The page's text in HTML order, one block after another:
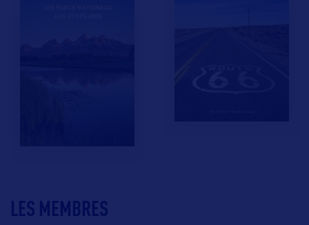
LES MEMBRES